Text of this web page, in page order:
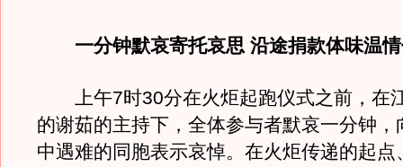
一分钟默哀寄托哀思 沿途捐款体味温
上午7时30分在火炬起跑仪式之前，在
的谢茹的主持下，全体参与者默哀一分钟，
中遇难的同胞表示哀悼。在火炬传递的起点